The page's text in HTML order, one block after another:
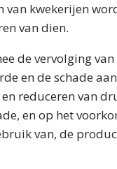
van kwekerijen
van dien.
de vervolging
en de schade
reduceren van
en op het
van, de